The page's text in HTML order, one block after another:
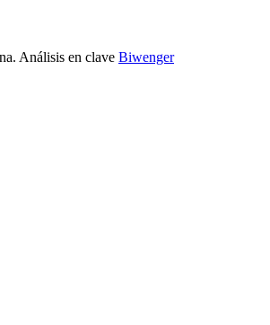
Análisis en clave Biwenger